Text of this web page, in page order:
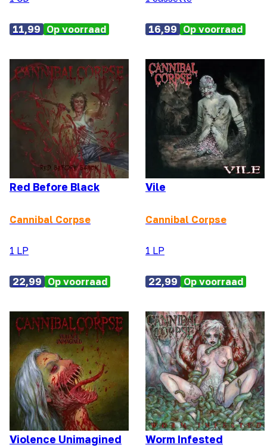
11,99 Op voorraad 16,99 Op voorraad
Red Before Black
Cannibal Corpse
1 LP
22,99 Op voorraad
Vile
Cannibal Corpse
1 LP
22,99 Op voorraad
Violence Unimagined Worm Infested